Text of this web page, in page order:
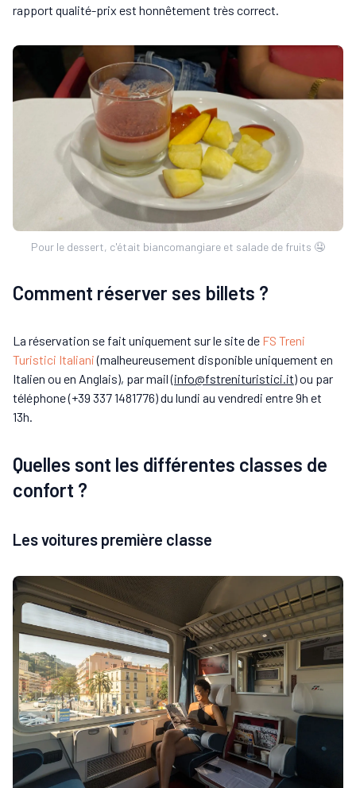
rapport qualité-prix est honnêtement très correct.
Pour le dessert, c'était biancomangiare et salade de fruits 🤤
Comment réserver ses billets ?
La réservation se fait uniquement sur le site de FS Treni
Turistici Italiani(malheureusement disponible uniquement en
Italien ou en Anglais), par mail (info@fstrenituristici.it) ou par
téléphone (+39 337 1481776) du lundi au vendredi entre 9h et
13h.
Quelles sont les différentes classes de
confort ?
Les voitures première classe